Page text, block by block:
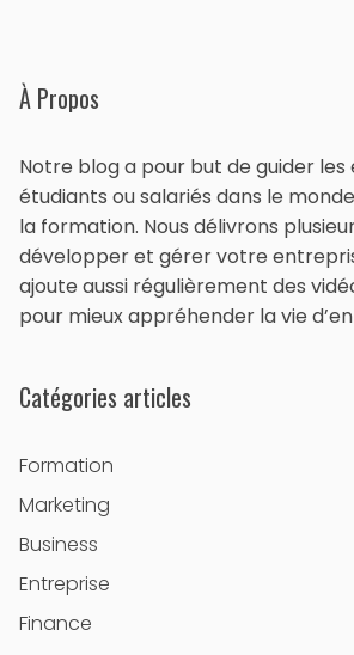
À Propos
Notre blog a pour but de guider
étudiants ou salariés dans le
la formation. Nous délivrons
développer et gérer votre
ajoute aussi régulièrement des
pour mieux appréhender la vie
Catégories articles
Formation
Marketing
Business
Entreprise
Finance